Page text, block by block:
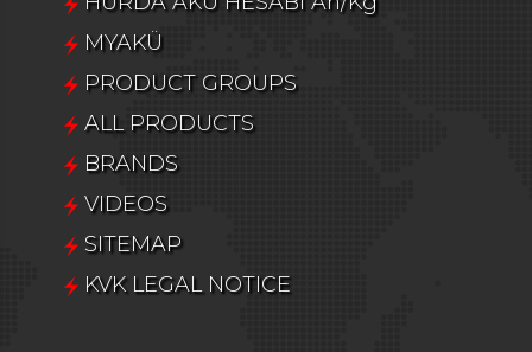
MYAKÜ
PRODUCT GROUPS
ALL PRODUCTS
BRANDS
VIDEOS
SITEMAP
KVK LEGAL NOTICE